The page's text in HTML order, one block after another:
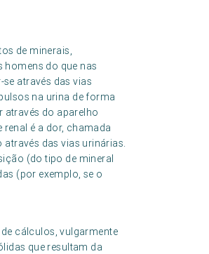
de minerais,
homens do que nas
através das vias
na urina de forma
através do aparelho
é a dor, chamada
das vias urinárias.
(do tipo de mineral
(por exemplo, se o
cálculos, vulgarmente
que resultam da